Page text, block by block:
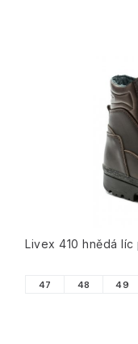
Livex 410 hnědá
47 48 49